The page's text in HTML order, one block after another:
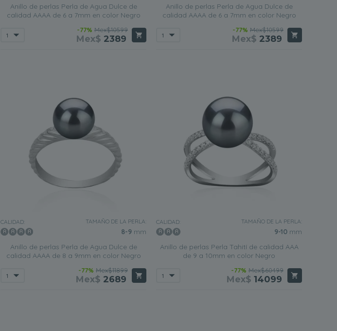
Anillo de perlas Perla de Agua Dulce de
calidad AAAA de 6 a 7mm en color Negro
-77% Mex$10599
Mex$ 2389
Anillo de perlas Perla de Agua Dulce de
calidad AAAA de 6 a 7mm en color Negro
-77% Mex$10599
Mex$ 2389
CALIDAD: TAMAÑO DE LA PERLA:
8-9 mm
Anillo de perlas Perla de Agua Dulce de
calidad AAAA de 8 a 9mm en color Negro
-77% Mex$11899
Mex$ 2689
CALIDAD: TAMAÑO DE LA PERLA:
9-10 mm
Anillo de perlas Perla Tahití de calidad AAA
de 9 a 10mm en color Negro
-77% Mex$60499
Mex$ 14099